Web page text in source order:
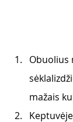
Obuolius
mažais